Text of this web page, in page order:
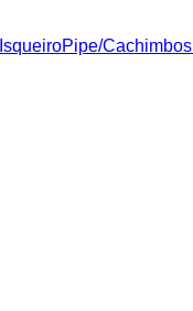
IsqueiroPipe/Cachimbos